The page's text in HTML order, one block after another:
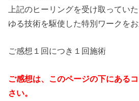
上記のヒーリングを受け取ってい
ゆる技術を駆使した特別ワークをお
ご感想１回につき１回施術
ご感想は、このページの下にある
さい。